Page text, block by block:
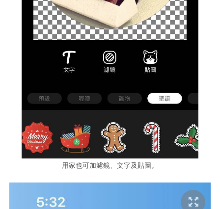
用家也可加濾鏡、文字及貼圖。